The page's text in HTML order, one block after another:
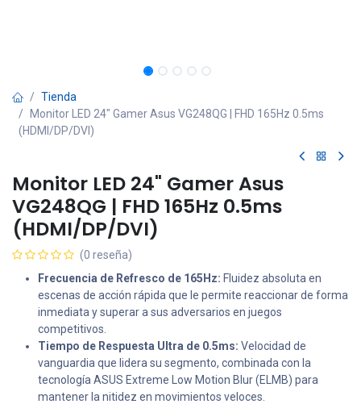
Tienda
Monitor LED 24" Gamer Asus VG248QG | FHD 165Hz 0.5ms
(HDMI/DP/DVI)
Monitor LED 24" Gamer Asus
VG248QG | FHD 165Hz 0.5ms
(HDMI/DP/DVI)
(0 reseña)
Frecuencia de Refresco de 165Hz: Fluidez absoluta en
escenas de acción rápida que le permite reaccionar de forma
inmediata y superar a sus adversarios en juegos
competitivos.
Tiempo de Respuesta Ultra de 0.5ms: Velocidad de
vanguardia que lidera su segmento, combinada con la
tecnología ASUS Extreme Low Motion Blur (ELMB) para
mantener la nitidez en movimientos veloces.